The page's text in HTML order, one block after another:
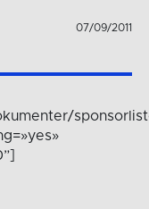
07/09/2011